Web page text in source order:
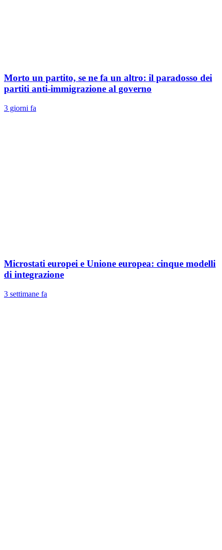
Morto un partito, se ne fa un altro: il paradosso dei
partiti anti-immigrazione al governo
3 giorni fa
Microstati europei e Unione europea: cinque modelli
di integrazione
3 settimane fa